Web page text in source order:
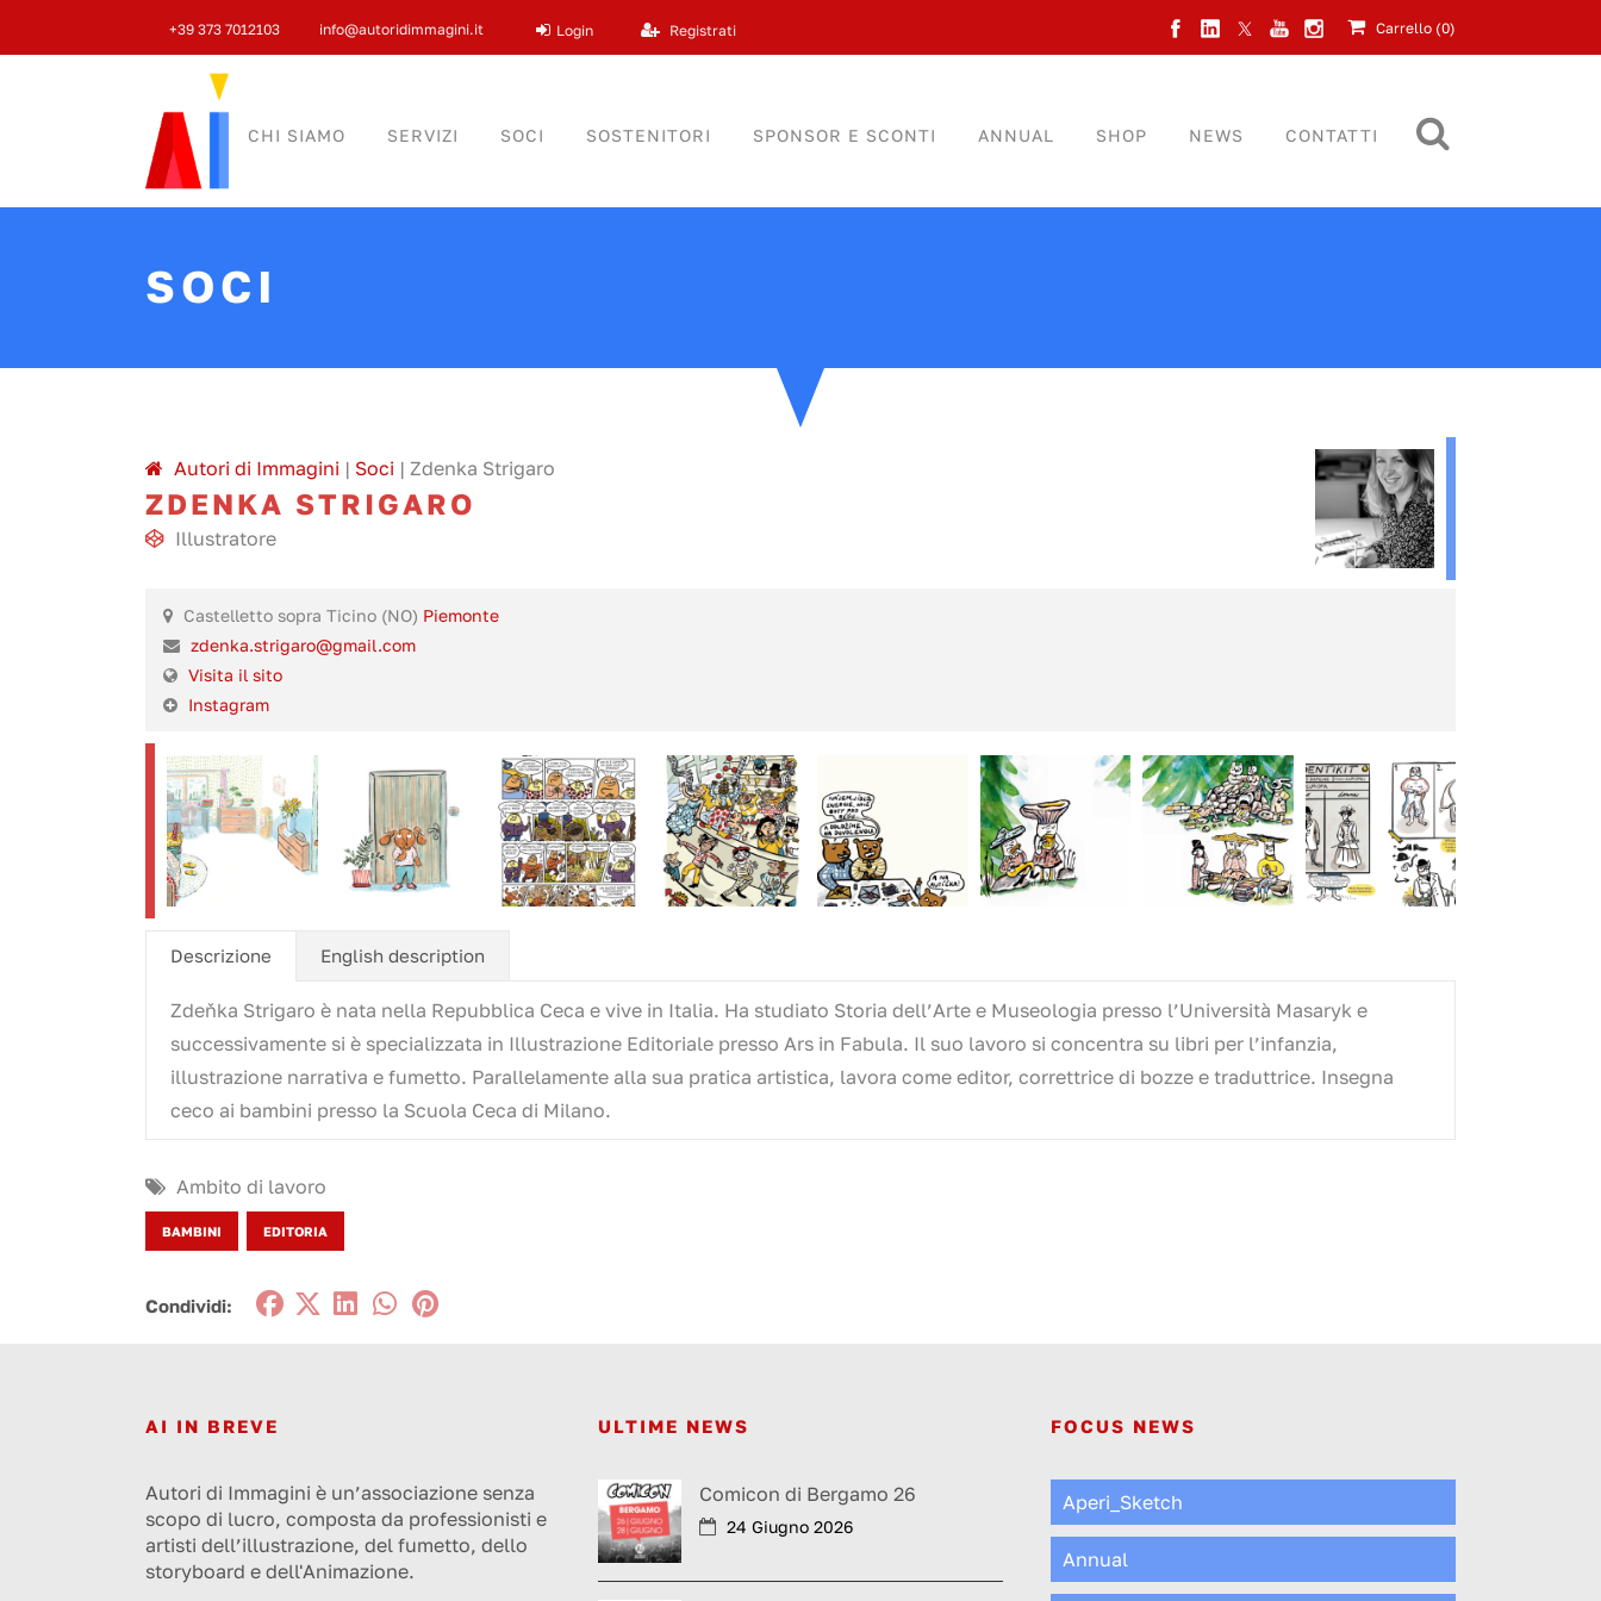
+39 373 7012103 info@autoridimmagini.it Login Registrati Carrello (0)
CHI SIAMO SERVIZI SOCI SOSTENITORI SPONSOR E SCONTI ANNUAL SHOP NEWS CONTATTI
SOCI
Autori di Immagini | Soci | Zdenka Strigaro
ZDENKA STRIGARO
Illustratore
Castelletto sopra Ticino (NO) Piemonte
zdenka.strigaro@gmail.com
Visita il sito
Instagram
Descrizione English description
Zdeňka Strigaro è nata nella Repubblica Ceca e vive in Italia. Ha studiato Storia dell’Arte e Museologia presso l’Università Masaryk e
successivamente si è specializzata in Illustrazione Editoriale presso Ars in Fabula. Il suo lavoro si concentra su libri per l’infanzia,
illustrazione narrativa e fumetto. Parallelamente alla sua pratica artistica, lavora come editor, correttrice di bozze e traduttrice. Insegna
ceco ai bambini presso la Scuola Ceca di Milano.
Ambito di lavoro
BAMBINI EDITORIA
Condividi:
AI IN BREVE
Autori di Immagini è un’associazione senza
scopo di lucro, composta da professionisti e
artisti dell’illustrazione, del fumetto, dello
storyboard e dell'Animazione.
ULTIME NEWS
Comicon di Bergamo 26
24 Giugno 2026
FOCUS NEWS
Aperi_Sketch
Annual